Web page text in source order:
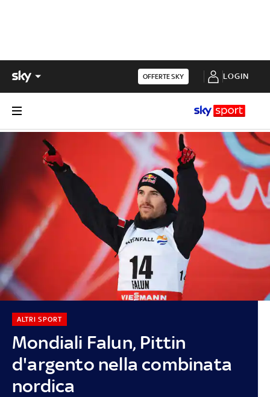
OFFERTE SKY LOGIN
Mondiali Falun, Pittin
d'argento nella combinata
nordica
ALTRI SPORT